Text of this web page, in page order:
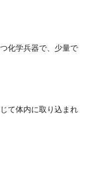
化学兵器で、少量で
て体内に取り込まれ